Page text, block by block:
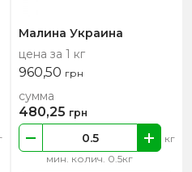
Малина Украина
цена за 1 кг
960,50 грн
мин. колич. 0.5кг
кг
сумма
480,25 грн